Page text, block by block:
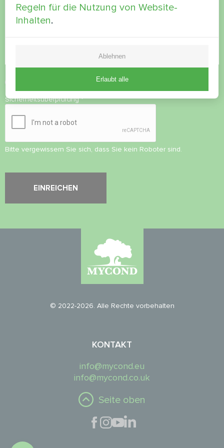
Datenschutzbestimmungen
Sicherheitsüberprüfung*
Bitte vergewissern Sie sich, dass Sie kein Roboter sind.
© 2022-2026. Alle Rechte vorbehalten
KONTAKT
info@mycond.eu
info@mycond.co.uk
Seite oben
Regeln für die Nutzung von Website-
Inhalten.
Ablehnen
Erlaubt alle